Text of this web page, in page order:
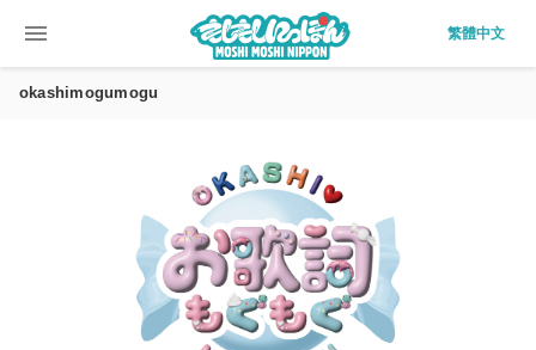
menu 繁體中文
okashimogumogu